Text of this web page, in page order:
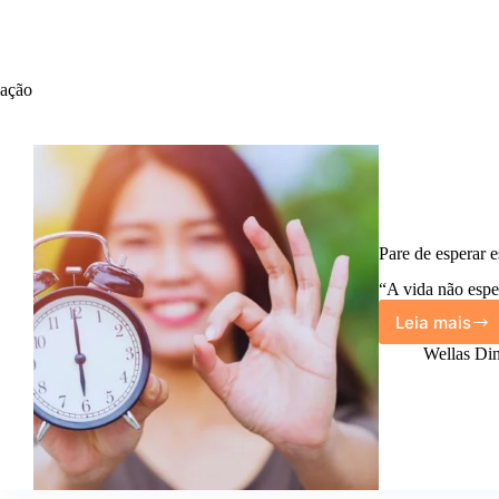
ação
Pare de esperar
“A vida não
Leia mais
Pare
de
Wellas